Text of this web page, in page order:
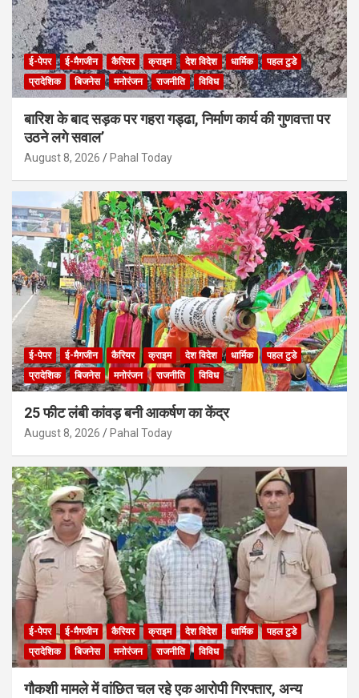
ई-पेपर ई-मैगजीन कैरियर क्राइम देश विदेश धार्मिक
पहल टुडे
प्रादेशिक
बिजनेस मनोरंजन राजनीति विविध
बारिश के बाद सड़क पर गहरा गड्ढा, निर्माण कार्य की गुणवत्ता पर
उठने लगे सवाल’
August 8, 2026 Pahal Today
ई-पेपर ई-मैगजीन कैरियर क्राइम देश विदेश धार्मिक
पहल टुडे
प्रादेशिक
बिजनेस मनोरंजन राजनीति विविध
25 फीट लंबी कांवड़ बनी आकर्षण का केंद्र
August 8, 2026 Pahal Today
ई-पेपर ई-मैगजीन कैरियर क्राइम देश विदेश धार्मिक
पहल टुडे
प्रादेशिक
बिजनेस मनोरंजन राजनीति विविध
गौकशी मामले में वांछित चल रहे एक आरोपी गिरफ्तार, अन्य